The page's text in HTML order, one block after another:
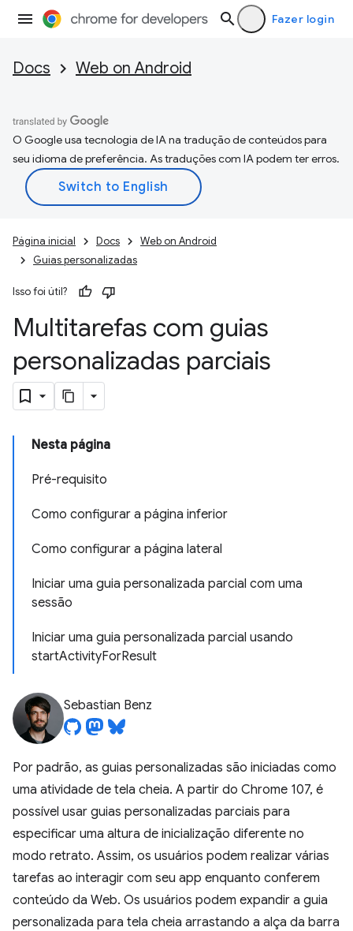
Fazer login
Docs Web on Android
O Google usa tecnologia de IA na tradução de conteúdos para
seu idioma de preferência. As traduções com IA podem ter erros.
Página inicial Docs
Web on Android
Guias personalizadas
Isso foi útil?
Multitarefas com guias
personalizadas parciais
Nesta página
Pré-requisito
Como configurar a página inferior
Como configurar a página lateral
Iniciar uma guia personalizada parcial com uma
sessão
Iniciar uma guia personalizada parcial usando
startActivityForResult
Sebastian Benz
Por padrão, as guias personalizadas são iniciadas como
uma atividade de tela cheia. A partir do Chrome 107, é
possível usar guias personalizadas parciais para
especificar uma altura de inicialização diferente no
modo retrato. Assim, os usuários podem realizar várias
tarefas ao interagir com seu app enquanto conferem
conteúdo da Web. Os usuários podem expandir a guia
personalizada para tela cheia arrastando a alça da barra